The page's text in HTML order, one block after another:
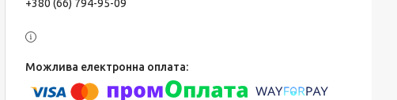
+380 (66) 794-95-09